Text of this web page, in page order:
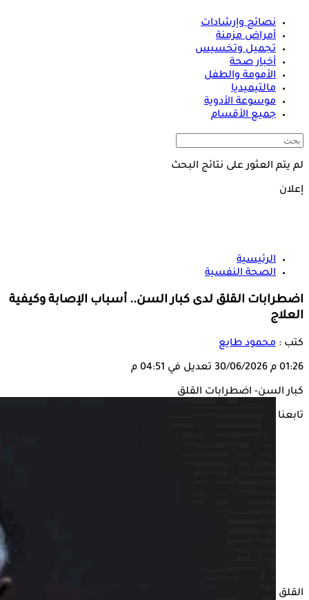
نصائح وإرشادات
أمراض مزمنة
تجميل وتخسيس
أخبار صحة
الأمومة والطفل
مالتيميديا
موسوعة الأدوية
جميع الأقسام
لم يتم العثور على نتائج البحث
إعلان
الرئيسية
الصحة النفسية
اضطرابات القلق لدى كبار السن.. أسباب الإصابة وكيفية
العلاج
كتب : محمود طايع
01:26 م 30/06/2026 تعديل في 04:51 م
كبار السن- اضطرابات القلق
تابعنا على
القلق هو حالة طبيعية من التوتر أو الخوف تجاه مواقف الحياة